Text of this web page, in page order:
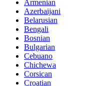
Armenian
Azerbaijani
Belarusian
Bengali
Bosnian
Bulgarian
Cebuano
Chichewa
Corsican
Croatian